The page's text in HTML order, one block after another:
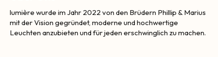
lumière wurde im Jahr 2022 von den Brüdern Phillip & Marius
mit der Vision gegründet, moderne und hochwertige
Leuchten anzubieten und für jeden erschwinglich zu machen.